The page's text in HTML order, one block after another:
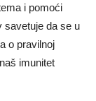
i pomoći
savetuje da se u
o pravilnoj
imunitet